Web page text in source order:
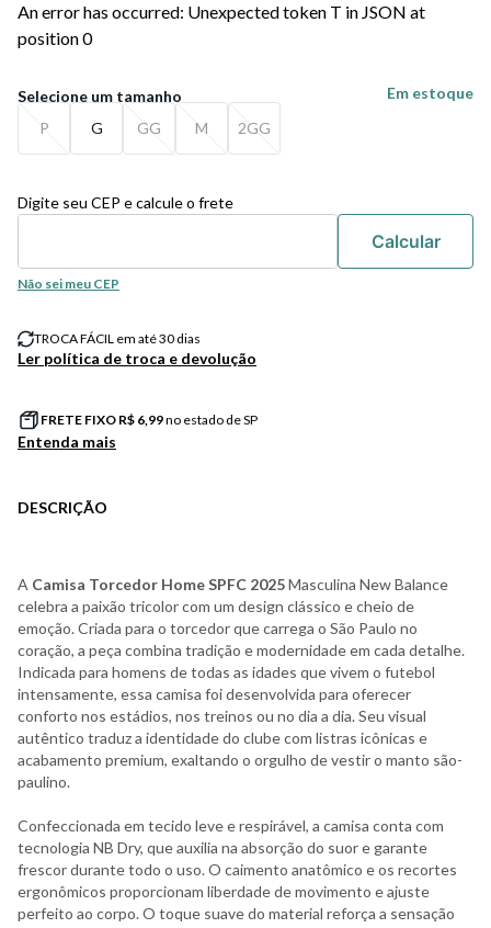
An error has occurred: Unexpected token T in JSON at
position 0
P G GG M 2GG
Em estoque
Digite seu CEP e calcule o frete
Não sei meu CEP
TROCA FÁCIL em até 30 dias
Ler política de troca e devolução
FRETE FIXO R$ 6,99no estado de SP
Entenda mais
DESCRIÇÃO
A Camisa Torcedor Home SPFC 2025Masculina New Balance
celebra a paixão tricolor com um design clássico e cheio de
emoção. Criada para o torcedor que carrega o São Paulo no
coração, a peça combina tradição e modernidade em cada detalhe.
Indicada para homens de todas as idades que vivem o futebol
intensamente, essa camisa foi desenvolvida para oferecer
conforto nos estádios, nos treinos ou no dia a dia. Seu visual
autêntico traduz a identidade do clube com listras icônicas e
acabamento premium, exaltando o orgulho de vestir o manto são-
paulino.
Confeccionada em tecido leve e respirável, a camisa conta com
tecnologia NB Dry, que auxilia na absorção do suor e garante
frescor durante todo o uso. O caimento anatômico e os recortes
ergonômicos proporcionam liberdade de movimento e ajuste
perfeito ao corpo. O toque suave do material reforça a sensação